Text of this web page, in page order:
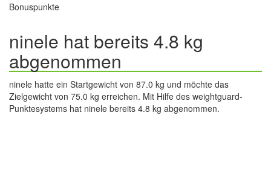
Bonuspunkte
ninele hat bereits 4.8 kg
abgenommen
ninele hatte ein Startgewicht von 87.0 kg und möchte das
Zielgewicht von 75.0 kg erreichen. Mit Hilfe des weightguard-
Punktesystems hat ninele bereits 4.8 kg abgenommen.